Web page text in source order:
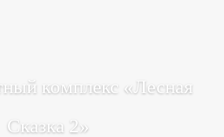
комплекс «Лесная
Сказка 2»